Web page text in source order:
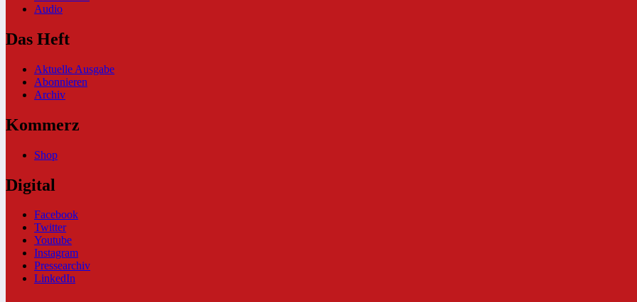
Audio
Das Heft
Aktuelle Ausgabe
Abonnieren
Archiv
Kommerz
Shop
Digital
Facebook
Twitter
Youtube
Instagram
Pressearchiv
LinkedIn